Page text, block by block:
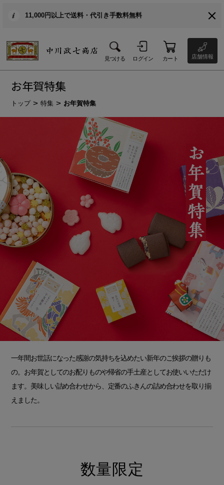
11,000円以上で送料・代引き手数料無料
見つける ログイン カート 店舗情報
お年賀特集
トップ 特集 お年賀特集
一年間お世話になった感謝の気持ちを込めたい新年のご挨拶の贈りも
の。お年賀としてのお配りものや帰省の手土産としてお使いいただけ
ます。美味しい詰め合わせから、定番のふきんの詰め合わせを取り揃
えました。
数量限定